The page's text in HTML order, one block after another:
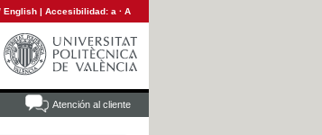
English | Accesibilidad: a · A
Atención al cliente